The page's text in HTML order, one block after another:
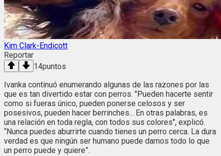
Kim Clark-Endicott
Reportar
14puntos
Ivanka continuó enumerando algunas de las razones por las
que es tan divertido estar con perros. "Pueden hacerte sentir
como si fueras único, pueden ponerse celosos y ser
posesivos, pueden hacer berrinches... En otras palabras, es
una relación en toda regla, con todos sus colores", explicó.
“Nunca puedes aburrirte cuando tienes un perro cerca. La dura
verdad es que ningún ser humano puede darnos todo lo que
un perro puede y quiere”.